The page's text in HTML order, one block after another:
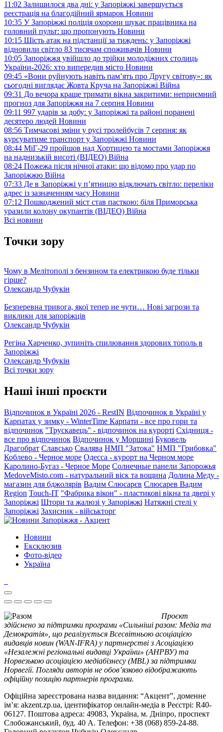
11:02 Залишилося два дні: у Запоріжжі завершується
реєстрація на благодійний ярмарок Новини
10:35 У Запоріжжі поліція охорони шукає працівника на
головний пульт: що пропонують Новини
10:15 Шість атак на підстанції за тиждень: у Запоріжжі
відновили світло 83 тисячам споживачів Новини
10:05 Запоріжжя увійшло до трійки молодіжних столиць
України-2026: хто випередив місто Новини
09:45 «Вони руйнують навіть пам’ять про Другу світову»: як
сьогодні виглядає Жовта Круча на Запоріжжі Війна
09:31 До вечора краще тримати вікна закритими: неприємний
прогноз для Запоріжжя на 7 серпня Новини
09:11 997 ударів за добу: у Запоріжжі та районі поранені
десятеро людей Новини
08:56 Тимчасові зміни у русі тролейбусів 7 серпня: як
курсуватиме транспорт у Запоріжжі Новини
08:44 МіГ-29 пройшов над Хортицею та мостами Запоріжжя
на наднизькій висоті (ВІДЕО) Війна
08:24 Пожежа після нічної атаки: що відомо про удар по
Запоріжжю Війна
07:33 Де в Запоріжжі у п’ятницю відключать світло: переліки
адрес із зазначенням часу Новини
07:12 Пошкоджений міст став пасткою: біля Приморська
уразили колону окупантів (ВІДЕО) Війна
Всі новини
Точки зору
Чому в Мелітополі з бензином та електрикою буде тільки
гірше?
Олександр Чубукін
Безперевна тривога, якої тепер не чути… Нові загрози та
виклики для запоріжців
Олександр Чубукін
Регіна Харченко, зупиніть спилювання здорових тополь в
Запоріжжі
Олександр Чубукін
Всі точки зору
Наші інші проєкти
Відпочинок в Україні 2026 - RestIN Відпочинок в Україні у
Карпатах у зимку - WinterTime Карпати - все про гори та
відпочинок "Трускавець" - відпочинок на курорті Східниця -
все про відпочинок Відпочинок у Моршині Буковель
Драгобрат Славсько Свалява НМП "Затока" НМП "Грибовка"
Коблево - Черное море Одесса - курорт на Черном море
Каролино-Бугаз - Черное Море Солнечные панели Запорожья
MedoveMisto.com - натуральний віск та вощина Долина Меду -
магазин для бджолярів Вадим Слюсарєв Слюсарев Вадим
Region Touch-IT "Фабрика вікон" - пластикові вікна та двері у
Запоріжжі Штори та жалюзі у Запоріжжі Натяжні стелі у
Запоріжжі Захисник - військторг
Новини
Ексклюзив
Фото-відео
Україна
Проєкт
здійснено за підтримки програми «Сильніші разом: Медіа та
Демократія», що реалізується Всесвітньою асоціацією
видавців новин (WAN-IFRA) у партнерстві з Асоціацією
«Незалежні регіональні видавці України» (АНРВУ) та
Норвезькою асоціацією медіабізнесу (MBL) за підтримки
Норвегії. Погляди авторів не обов’язково відображають
офіційну позицію партнерів програми.
Офіційна зареєстрована назва видання: “Акцент”, доменне
ім’я: akzent.zp.ua, ідентифікатор онлайн-медіа в Реєстрі: R40-
06127. Поштова адреса: 49083, Україна, м. Дніпро, проспект
Слобожанський, буд. 40 А. Телефон: +38 (068) 859-24-88.